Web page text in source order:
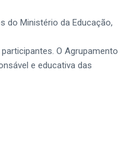
do Ministério da Educação,
O Agrupamento
e educativa das